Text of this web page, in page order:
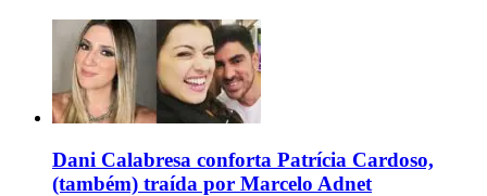
Dani Calabresa conforta Patrícia Cardoso,
(também) traída por Marcelo Adnet